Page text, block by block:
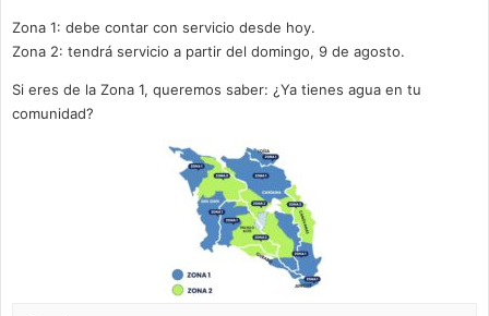
Zona 1: debe contar con servicio desde hoy.
Zona 2: tendrá servicio a partir del domingo, 9 de agosto.
Si eres de la Zona 1, queremos saber: ¿Ya tienes agua en tu
comunidad?